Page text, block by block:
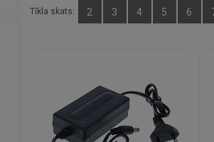
Tīkla skats: 2 3 4 5 6